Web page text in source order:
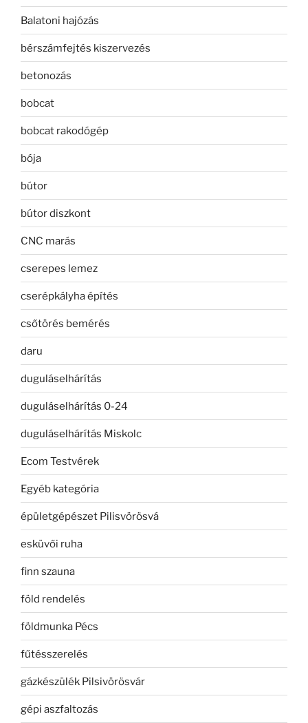
Balatoni hajózás
bérszámfejtés kiszervezés
betonozás
bobcat
bobcat rakodógép
bója
bútor
bútor diszkont
CNC marás
cserepes lemez
cserépkályha építés
csőtörés bemérés
daru
duguláselhárítás
duguláselhárítás 0-24
duguláselhárítás Miskolc
Ecom Testvérek
Egyéb kategória
épületgépészet Pilisvörösvá
esküvői ruha
finn szauna
föld rendelés
földmunka Pécs
fűtésszerelés
gázkészülék Pilsivörösvár
gépi aszfaltozás